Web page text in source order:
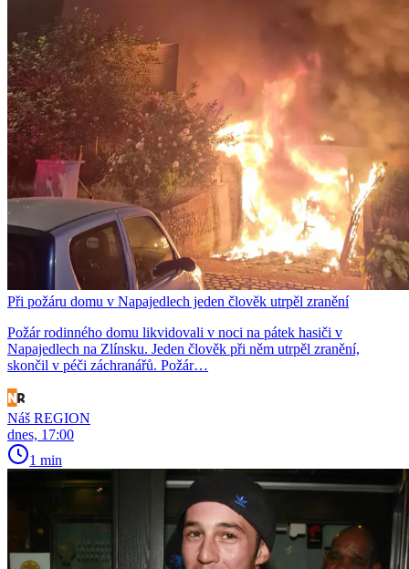
Při požáru domu v Napajedlech jeden člověk utrpěl zranění
Požár rodinného domu likvidovali v noci na pátek hasiči v
Napajedlech na Zlínsku. Jeden člověk při něm utrpěl zranění,
skončil v péči záchranářů. Požár…
Náš REGION
dnes, 17:00
1 min